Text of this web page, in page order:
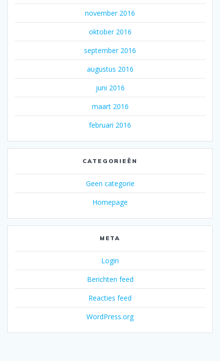
november 2016
oktober 2016
september 2016
augustus 2016
juni 2016
maart 2016
februari 2016
CATEGORIEËN
Geen categorie
Homepage
META
Login
Berichten feed
Reacties feed
WordPress.org